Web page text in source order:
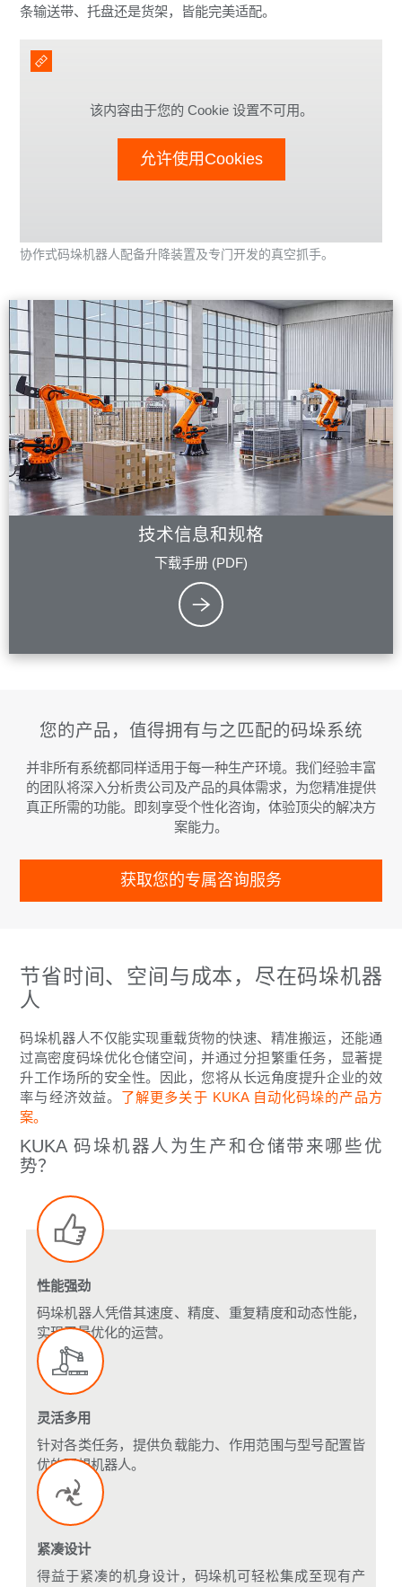
条输送带、托盘还是货架，皆能完美适配。
该内容由于您的 Cookie 设置不可用。
允许使用Cookies
协作式码垛机器人配备升降装置及专门开发的真空抓手。
技术信息和规格
下载手册 (PDF)
您的产品，值得拥有与之匹配的码垛系统
并非所有系统都同样适用于每一种生产环境。我们经验丰富
的团队将深入分析贵公司及产品的具体需求，为您精准提供
真正所需的功能。即刻享受个性化咨询，体验顶尖的解决方
案能力。
获取您的专属咨询服务
节省时间、空间与成本，尽在码垛机器
人
码垛机器人不仅能实现重载货物的快速、精准搬运，还能通
过高密度码垛优化仓储空间，并通过分担繁重任务，显著提
升工作场所的安全性。因此，您将从长远角度提升企业的效
率与经济效益。 了解更多关于 KUKA 自动化码垛的产品方
案。
KUKA 码垛机器人为生产和仓储带来哪些优
势？
性能强劲
码垛机器人凭借其速度、精度、重复精度和动态性能，
实现了最优化的运营。
灵活多用
针对各类任务，提供负载能力、作用范围与型号配置皆
优的理想机器人。
紧凑设计
得益于紧凑的机身设计，码垛机可轻松集成至现有产